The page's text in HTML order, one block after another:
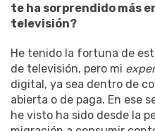
te ha sorprendido más
televisión?
He tenido la fortuna de
de televisión, pero mi
digital, ya sea dentro de
abierta o de paga. En ese
he visto ha sido desde la